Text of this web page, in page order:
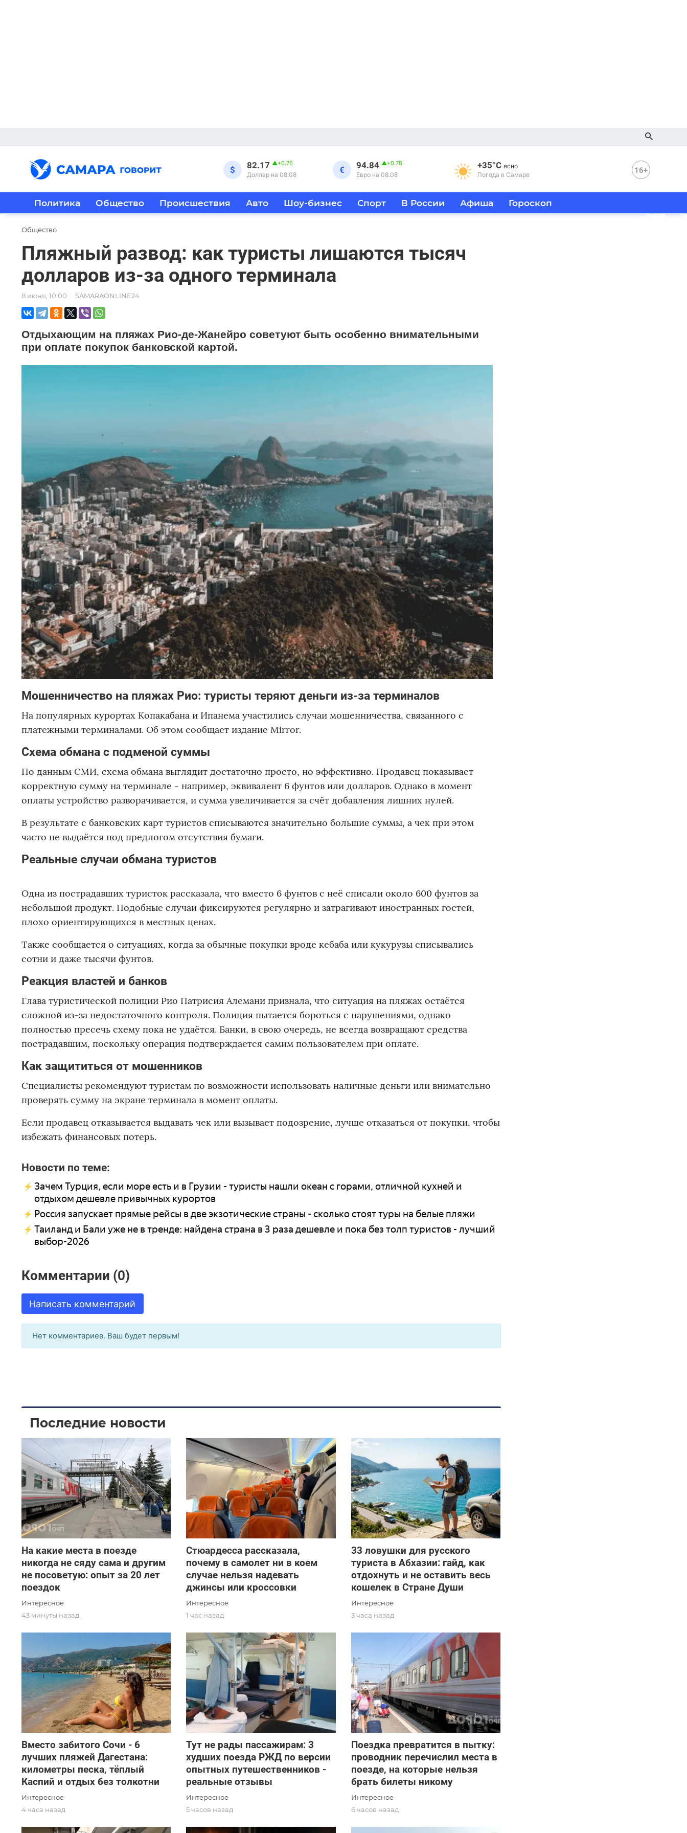
$ 82.17 ▲+0.76
Доллар на 08.08 € 94.84 ▲+0.78
Евро на 08.08
+35°C ясно
Погода в Самаре
16+
Политика Общество Происшествия Авто Шоу-бизнес Спорт В России Афиша Гороскоп
Общество
Пляжный развод: как туристы лишаются тысяч
долларов из-за одного терминала
8 июня, 10:00 SAMARAONLINE24
Отдыхающим на пляжах Рио-де-Жанейро советуют быть особенно внимательными
при оплате покупок банковской картой.
Мошенничество на пляжах Рио: туристы теряют деньги из-за терминалов
На популярных курортах Копакабана и Ипанема участились случаи мошенничества, связанного с
платежными терминалами. Об этом сообщает издание Mirror.
Схема обмана с подменой суммы
По данным СМИ, схема обмана выглядит достаточно просто, но эффективно. Продавец показывает
корректную сумму на терминале - например, эквивалент 6 фунтов или долларов. Однако в момент
оплаты устройство разворачивается, и сумма увеличивается за счёт добавления лишних нулей.
В результате с банковских карт туристов списываются значительно большие суммы, а чек при этом
часто не выдаётся под предлогом отсутствия бумаги.
Реальные случаи обмана туристов
Одна из пострадавших туристок рассказала, что вместо 6 фунтов с неё списали около 600 фунтов за
небольшой продукт. Подобные случаи фиксируются регулярно и затрагивают иностранных гостей,
плохо ориентирующихся в местных ценах.
Также сообщается о ситуациях, когда за обычные покупки вроде кебаба или кукурузы списывались
сотни и даже тысячи фунтов.
Реакция властей и банков
Глава туристической полиции Рио Патрисия Алемани признала, что ситуация на пляжах остаётся
сложной из-за недостаточного контроля. Полиция пытается бороться с нарушениями, однако
полностью пресечь схему пока не удаётся. Банки, в свою очередь, не всегда возвращают средства
пострадавшим, поскольку операция подтверждается самим пользователем при оплате.
Как защититься от мошенников
Специалисты рекомендуют туристам по возможности использовать наличные деньги или внимательно
проверять сумму на экране терминала в момент оплаты.
Если продавец отказывается выдавать чек или вызывает подозрение, лучше отказаться от покупки, чтобы
избежать финансовых потерь.
Новости по теме:
Зачем Турция, если море есть и в Грузии - туристы нашли океан с горами, отличной кухней и
отдыхом дешевле привычных курортов
Россия запускает прямые рейсы в две экзотические страны - сколько стоят туры на белые пляжи
Таиланд и Бали уже не в тренде: найдена страна в 3 раза дешевле и пока без толп туристов - лучший
выбор-2026
Комментарии (0)
Написать комментарий
Нет комментариев. Ваш будет первым!
Последние новости
На какие места в поезде
никогда не сяду сама и другим
не посоветую: опыт за 20 лет
поездок
Интересное
43 минуты назад
Стюардесса рассказала,
почему в самолет ни в коем
случае нельзя надевать
джинсы или кроссовки
Интересное
1 час назад
33 ловушки для русского
туриста в Абхазии: гайд, как
отдохнуть и не оставить весь
кошелек в Стране Души
Интересное
3 часа назад
Вместо забитого Сочи - 6
лучших пляжей Дагестана:
километры песка, тёплый
Каспий и отдых без толкотни
Интересное
4 часа назад
Тут не рады пассажирам: 3
худших поезда РЖД по версии
опытных путешественников -
реальные отзывы
Интересное
5 часов назад
Поездка превратится в пытку:
проводник перечислил места в
поезде, на которые нельзя
брать билеты никому
Интересное
6 часов назад